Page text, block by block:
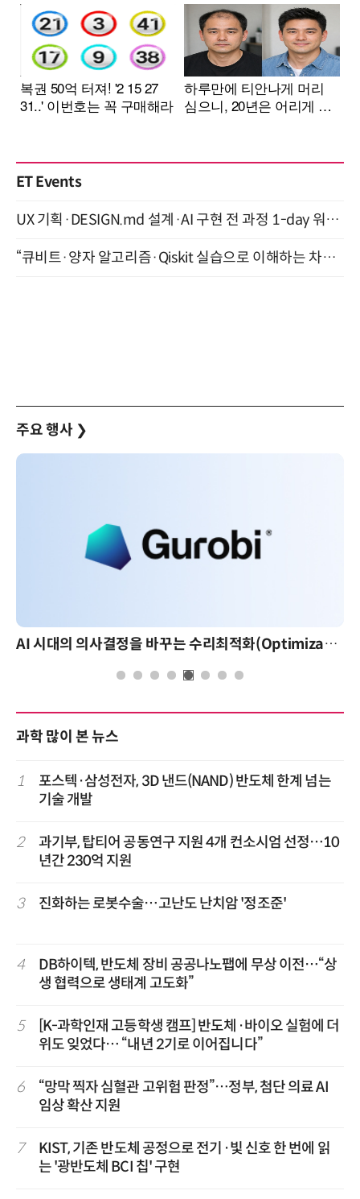
ET Events
UX 기획·DESIGN.md 설계·AI 구현 전 과정 1-day 워크숍 with Claude Code·Codex 9월 15일 개최
“큐비트·양자 알고리즘·Qiskit 실습으로 이해하는 차세대 컴퓨팅” (8/28)
주요 행사 ❯
AI 시대의 의사결정을 바꾸는 수리최적화(Optimization): 실제 산업 적용 사례와 활용 전략
과학 많이 본 뉴스
1
포스텍·삼성전자, 3D 낸드(NAND) 반도체 한계 넘는
기술 개발
2
과기부, 탑티어 공동연구 지원 4개 컨소시엄 선정…10
년간 230억 지원
3 진화하는 로봇수술…고난도 난치암 '정조준'
4
DB하이텍, 반도체 장비 공공나노팹에 무상 이전…“상
생 협력으로 생태계 고도화”
5
[K-과학인재 고등학생 캠프] 반도체·바이오 실험에 더
위도 잊었다… “내년 2기로 이어집니다”
6
“망막 찍자 심혈관 고위험 판정”…정부, 첨단 의료 AI
임상 확산 지원
7
KIST, 기존 반도체 공정으로 전기·빛 신호 한 번에 읽
는 '광반도체 BCI 칩' 구현